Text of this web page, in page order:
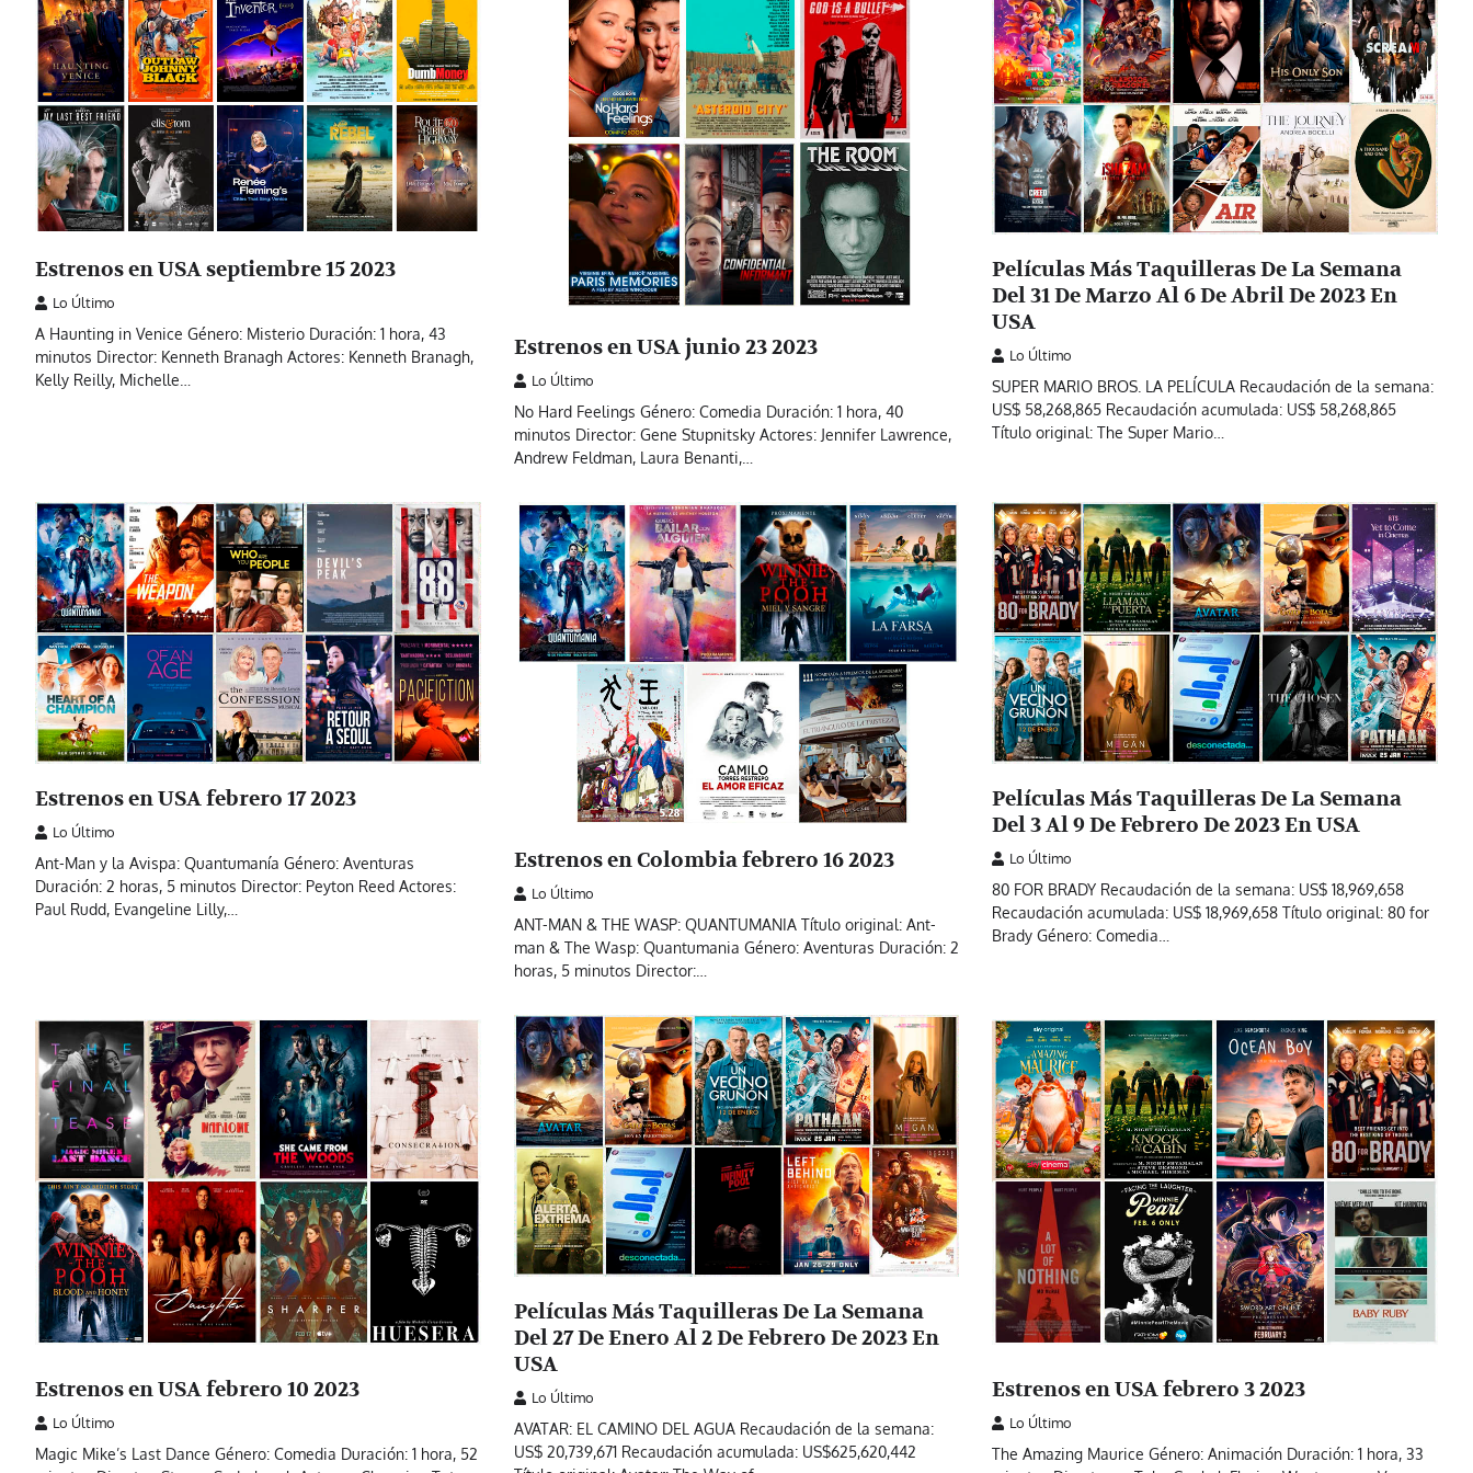
Estrenos en USA septiembre 15 2023
Lo Último
A Haunting in Venice Género: Misterio Duración: 1 hora, 43
minutos Director: Kenneth Branagh Actores: Kenneth Branagh,
Kelly Reilly, Michelle…
Estrenos en USA junio 23 2023
Lo Último
No Hard Feelings Género: Comedia Duración: 1 hora, 40
minutos Director: Gene Stupnitsky Actores: Jennifer Lawrence,
Andrew Feldman, Laura Benanti,…
Películas Más Taquilleras De La Semana
Del 31 De Marzo Al 6 De Abril De 2023 En
USA
Lo Último
SUPER MARIO BROS. LA PELÍCULA Recaudación de la semana:
US$ 58,268,865 Recaudación acumulada: US$ 58,268,865
Título original: The Super Mario…
Estrenos en USA febrero 17 2023
Lo Último
Ant-Man y la Avispa: Quantumanía Género: Aventuras
Duración: 2 horas, 5 minutos Director: Peyton Reed Actores:
Paul Rudd, Evangeline Lilly,…
Estrenos en Colombia febrero 16 2023
Lo Último
ANT-MAN & THE WASP: QUANTUMANIA Título original: Ant-
man & The Wasp: Quantumania Género: Aventuras Duración: 2
horas, 5 minutos Director:…
Películas Más Taquilleras De La Semana
Del 3 Al 9 De Febrero De 2023 En USA
Lo Último
80 FOR BRADY Recaudación de la semana: US$ 18,969,658
Recaudación acumulada: US$ 18,969,658 Título original: 80 for
Brady Género: Comedia…
Estrenos en USA febrero 10 2023
Lo Último
Magic Mike’s Last Dance Género: Comedia Duración: 1 hora, 52
Películas Más Taquilleras De La Semana
Del 27 De Enero Al 2 De Febrero De 2023 En
USA
Lo Último
AVATAR: EL CAMINO DEL AGUA Recaudación de la semana:
US$ 20,739,671 Recaudación acumulada: US$625,620,442
Estrenos en USA febrero 3 2023
Lo Último
The Amazing Maurice Género: Animación Duración: 1 hora, 33